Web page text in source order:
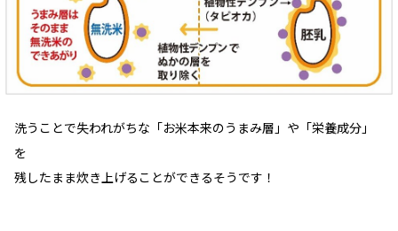
洗うことで失われがちな「お米本来のうまみ層」や「栄養成分」
を
残したまま炊き上げることができるそうです！